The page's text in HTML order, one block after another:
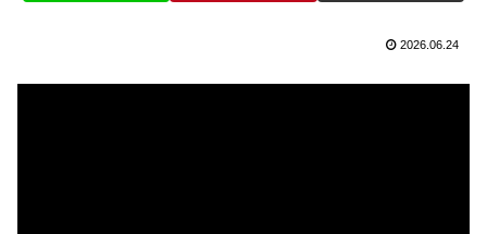
2026.06.24